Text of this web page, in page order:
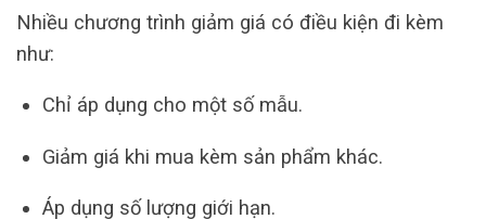
Nhiều chương trình giảm giá có điều kiện đi kèm
như:
Chỉ áp dụng cho một số mẫu.
Giảm giá khi mua kèm sản phẩm khác.
Áp dụng số lượng giới hạn.